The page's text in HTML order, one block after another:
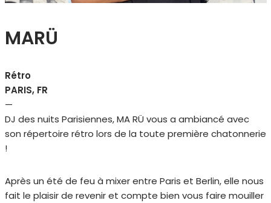
MARÜ
Rétro
PARIS, FR
—
DJ des nuits Parisiennes, MA RÜ vous a ambiancé avec
son répertoire rétro lors de la toute première chatonnerie
!
Après un été de feu à mixer entre Paris et Berlin, elle nous
fait le plaisir de revenir et compte bien vous faire mouiller